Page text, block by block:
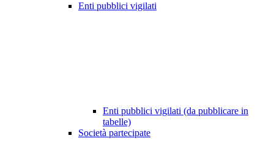
Enti pubblici vigilati
Enti pubblici vigilati (da pubblicare in
tabelle)
Società partecipate